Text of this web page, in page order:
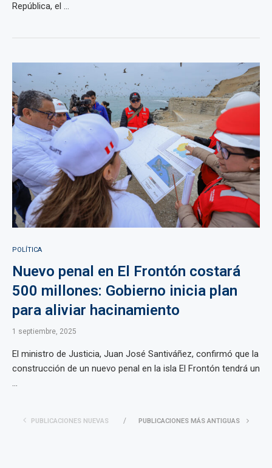
República, el ...
POLÍTICA
Nuevo penal en El Frontón costará
500 millones: Gobierno inicia plan
para aliviar hacinamiento
1 septiembre, 2025
El ministro de Justicia, Juan José Santiváñez, confirmó que la
construcción de un nuevo penal en la isla El Frontón tendrá un
...
PUBLICACIONES NUEVAS PUBLICACIONES MÁS ANTIGUAS